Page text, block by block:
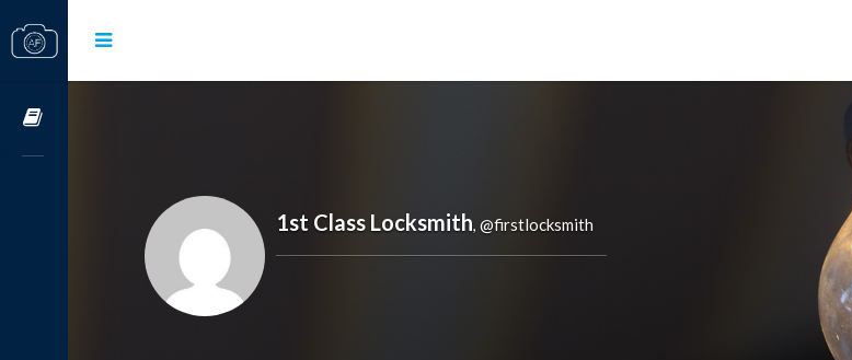
1st Class Locksmith, @firstlocksmith